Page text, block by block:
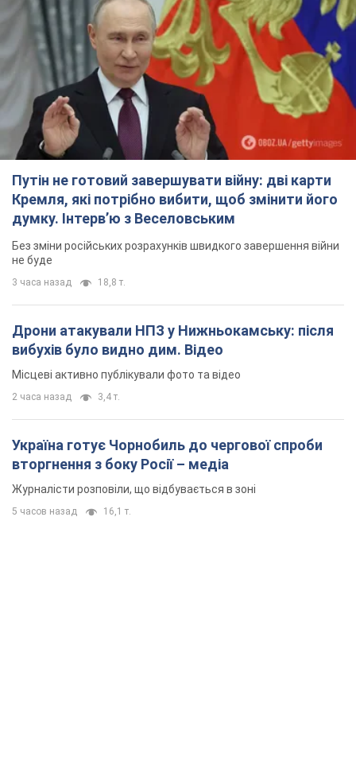
Путін не готовий завершувати війну: дві карти
Кремля, які потрібно вибити, щоб змінити його
думку. Інтерв’ю з Веселовським
Без зміни російських розрахунків швидкого завершення війни
не буде
3 часа назад 18,8 т.
Дрони атакували НПЗ у Нижньокамську: після
вибухів було видно дим. Відео
Місцеві активно публікували фото та відео
2 часа назад 3,4 т.
Україна готує Чорнобиль до чергової спроби
вторгнення з боку Росії – медіа
Журналісти розповіли, що відбувається в зоні
5 часов назад 16,1 т.